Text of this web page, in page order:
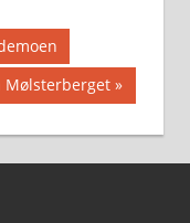
Mølsterberget